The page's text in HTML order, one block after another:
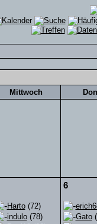
Mittwoch
Harto(72)
indulo(78)
6
Gato